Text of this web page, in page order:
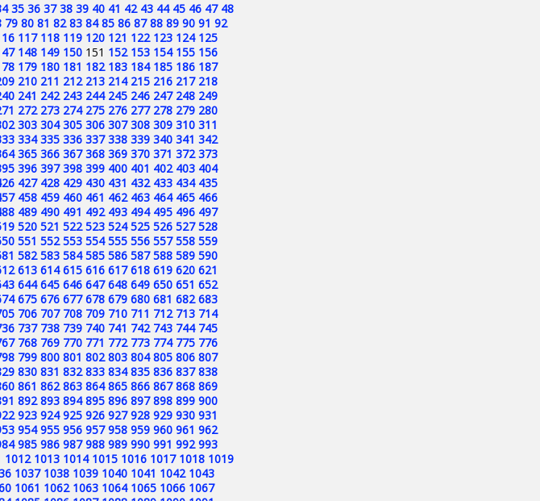
35 36 37 38 39 40 41 42 43 44 45 46 47 48
79 80 81 82 83 84 85 86 87 88 89 90 91 92
117 118 119 120 121 122 123 124 125
148 149 150 151 152 153 154 155 156
179 180 181 182 183 184 185 186 187
210 211 212 213 214 215 216 217 218
241 242 243 244 245 246 247 248 249
272 273 274 275 276 277 278 279 280
303 304 305 306 307 308 309 310 311
334 335 336 337 338 339 340 341 342
365 366 367 368 369 370 371 372 373
396 397 398 399 400 401 402 403 404
427 428 429 430 431 432 433 434 435
458 459 460 461 462 463 464 465 466
489 490 491 492 493 494 495 496 497
520 521 522 523 524 525 526 527 528
551 552 553 554 555 556 557 558 559
582 583 584 585 586 587 588 589 590
613 614 615 616 617 618 619 620 621
644 645 646 647 648 649 650 651 652
675 676 677 678 679 680 681 682 683
706 707 708 709 710 711 712 713 714
737 738 739 740 741 742 743 744 745
768 769 770 771 772 773 774 775 776
799 800 801 802 803 804 805 806 807
830 831 832 833 834 835 836 837 838
861 862 863 864 865 866 867 868 869
892 893 894 895 896 897 898 899 900
923 924 925 926 927 928 929 930 931
954 955 956 957 958 959 960 961 962
985 986 987 988 989 990 991 992 993
1012 1013 1014 1015 1016 1017 1018 1019
1037 1038 1039 1040 1041 1042 1043
1061 1062 1063 1064 1065 1066 1067